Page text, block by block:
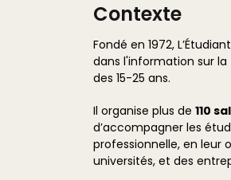
Contexte
Fondé en 1972,
dans l'information sur
des 15-25 ans.
Il organise plus de 110
d’accompagner les
professionnelle, en leur
universités, et des